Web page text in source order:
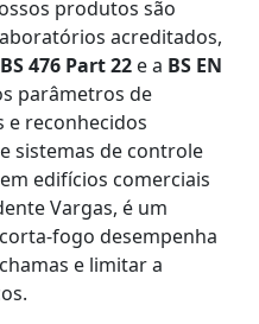
produtos são
acreditados,
BS 476 Part 22 e a BS EN
parâmetros de
e reconhecidos
sistemas de controle
edifícios comerciais
Vargas, é um
fogo desempenha
e limitar a